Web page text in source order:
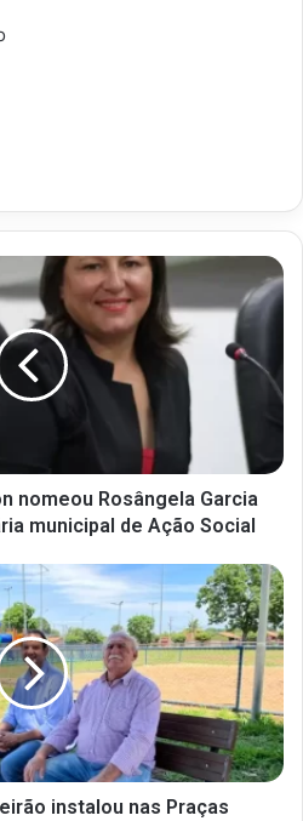
nomeou Rosângela Garcia
municipal de Ação Social
instalou nas Praças